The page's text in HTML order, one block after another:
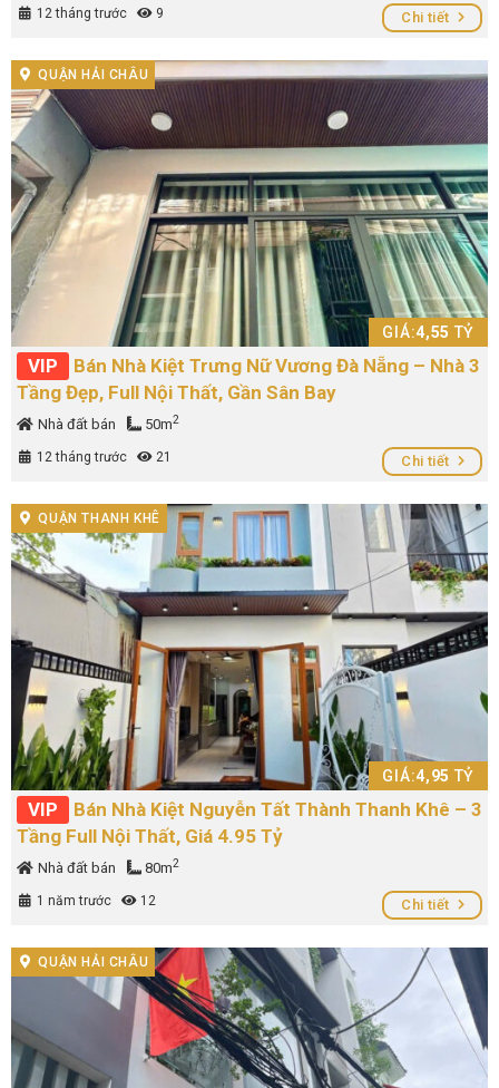
12 tháng trước 9 Chi tiết
QUẬN HẢI CHÂU
GIÁ:4,55 TỶ
VIP
Bán Nhà Kiệt Trưng Nữ Vương Đà Nẵng – Nhà 3
Tầng Đẹp, Full Nội Thất, Gần Sân Bay
Nhà đất bán 50m2
12 tháng trước 21 Chi tiết
QUẬN THANH KHÊ
GIÁ:4,95 TỶ
VIP
Bán Nhà Kiệt Nguyễn Tất Thành Thanh Khê – 3
Tầng Full Nội Thất, Giá 4.95 Tỷ
Nhà đất bán 80m2
1 năm trước 12 Chi tiết
QUẬN HẢI CHÂU